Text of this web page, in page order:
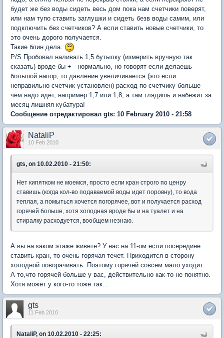
будет же без воды сидеть весь дом пока нам счетчики поверят,
или нам тупо ставить заглушки и сидеть безв воды самим, или
подключить без счетчиков? А если ставить новые счетчики, то
это очень дорого получается.
Такие блин дела.
P/S Пробовал наливать 1,5 бутылку (измерить вручную так
сказать) вроде бы + - нормально, но говорят если делаешь
большой напор, то давление увеличивается (это если
неправильно счетчик установлен) расход по счетчику больше
чем надо идет, например 1,7 или 1,8, а там глядишь и набежит за
месяц лишняя кубатура!
Сообщение отредактировал gts: 10 February 2010 - 21:58
NataliP
10 Feb 2010
gts, on 10.02.2010 - 21:50:
Нет кипятком не моемся, просто если кран строго по ценру
ставишь (когда кол-во подаваемой воды идет поровну), то вода
теплая, а помыться хочется погорячее, вот и получается расход
горячей больше, хотя холодная вроде бы и на туалет и на
стиралку расходуется, вообщем незнаю.
А вы на каком этаже живете? У нас на 11-ом если посередине
ставить кран, то очень горячая течет. Приходится в сторону
холодной поворачивать. Поэтому горячей совсем мало уходит.
А то,что горячей больше у вас, действительно как-то не понятно.
Хотя может у кого-то тоже так...
gts
11 Feb 2010
NataliP, on 10.02.2010 - 22:25: